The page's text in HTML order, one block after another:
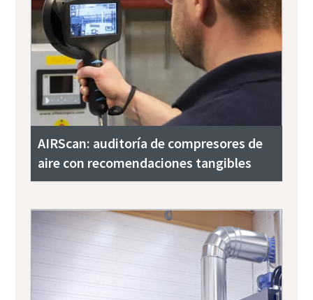
AIRScan: auditoría de compresores de
aire con recomendaciones tangibles